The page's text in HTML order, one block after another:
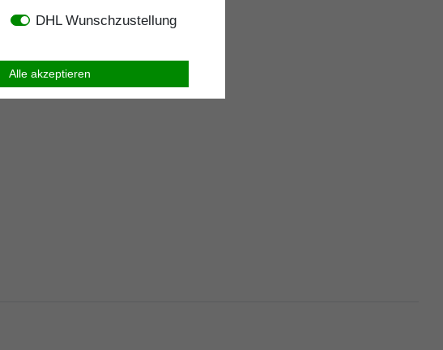
DHL Wunschzustellung
Alle akzeptieren